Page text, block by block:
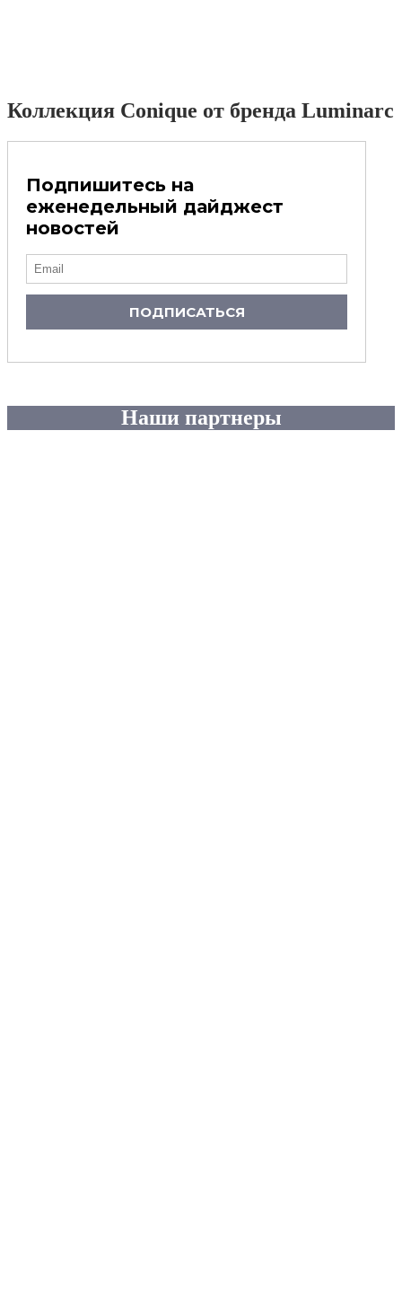
Коллекция Conique от бренда Luminarc
Подпишитесь на
еженедельный дайджест
новостей
ПОДПИСАТЬСЯ
Наши партнеры